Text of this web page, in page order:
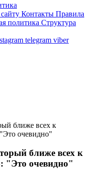
Контакты Правила
политика Структура
telegram viber
ближе всех к
очевидно"
ближе всех к
"Это очевидно"